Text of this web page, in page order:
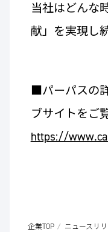
当社はどんな
献」を実現し
■パーパスの
ブサイトをご
https://
企業TOP
ニュースリ